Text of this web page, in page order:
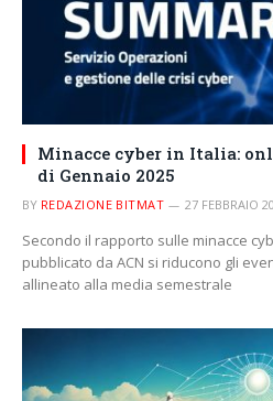
Minacce cyber in Italia:
di Gennaio 2025
BY REDAZIONE BITMAT 27 FEBBRAIO
Secondo il rapporto sulle minacce
pubblicato da ACN si riducono gli
allineato alla media semestrale